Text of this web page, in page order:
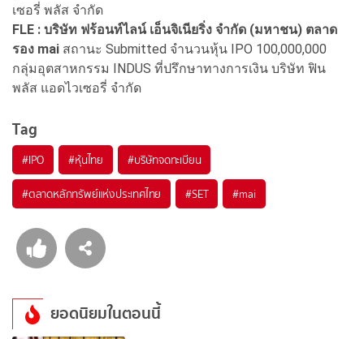
เซอรี่ พลัส จำกัด
FLE : บริษัท ฟร้อนท์ไลน์ เอ็นจิเนียริ่ง จำกัด (มหาชน) ตลาด
รอง mai สถานะ Submitted จำนวนหุ้น IPO 100,000,000
กลุ่มอุตสาหกรรม INDUS ที่ปรึกษาทางการเงิน บริษัท ฟิน
พลัส แอดไวเซอรี่ จำกัด
Tag
#IPO #หุ้นไทย #บริษัทจดทะเบียน
#ตลาดหลักทรัพย์แห่งประเทศไทย #SET #mai
ยอดนิยมในตอนนี้